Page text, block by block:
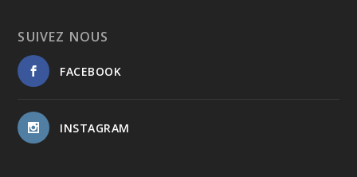
SUIVEZ NOUS
FACEBOOK
INSTAGRAM